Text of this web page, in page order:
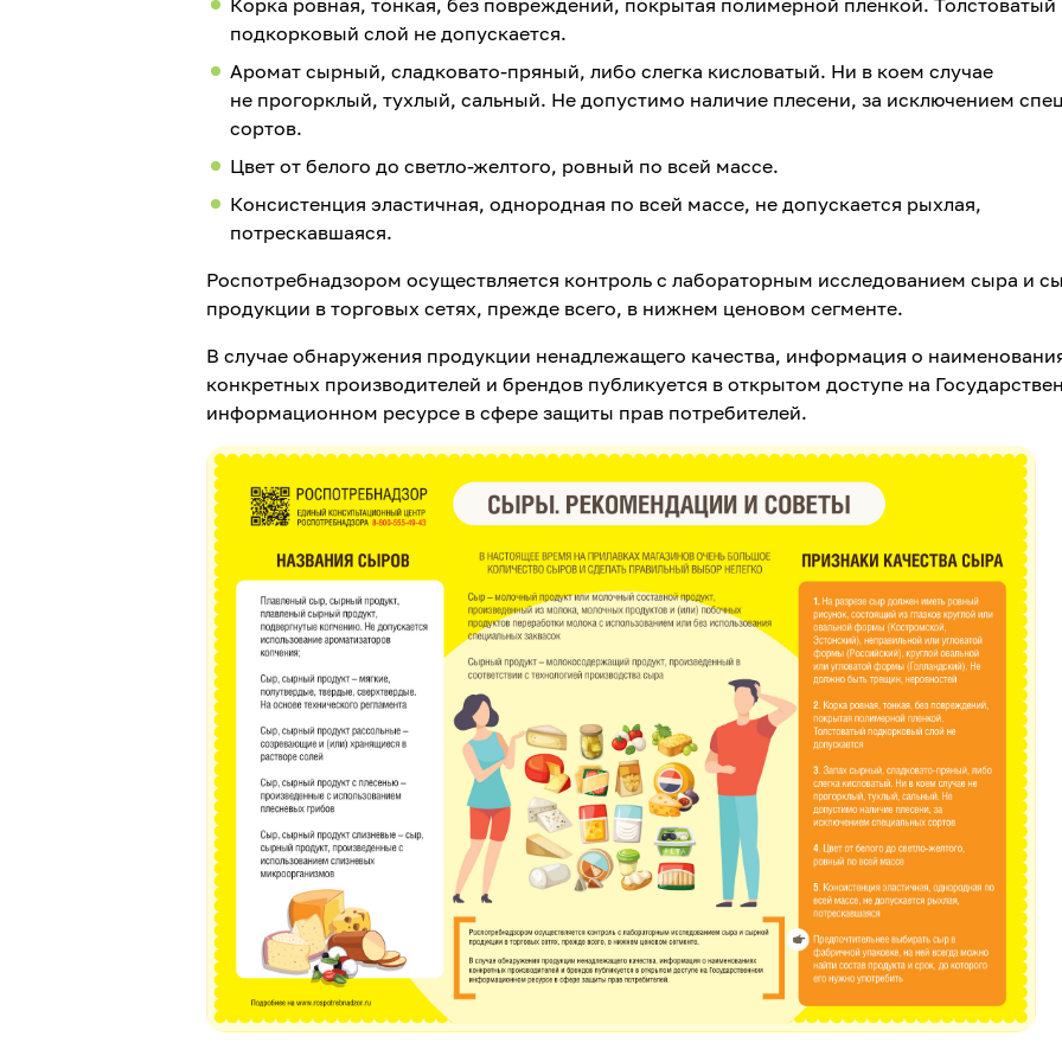
подкорковый слой не допускается.
Аромат сырный, сладковато-пряный, либо слегка кисловатый. Ни в коем случае
не прогорклый, тухлый, сальный. Не допустимо наличие плесени, за исключением
сортов.
Цвет от белого до светло-желтого, ровный по всей массе.
Консистенция эластичная, однородная по всей массе, не допускается рыхлая,
потрескавшаяся.
Роспотребнадзором осуществляется контроль с лабораторным исследованием сыра и
продукции в торговых сетях, прежде всего, в нижнем ценовом сегменте.
В случае обнаружения продукции ненадлежащего качества, информация о
конкретных производителей и брендов публикуется в открытом доступе на
информационном ресурсе в сфере защиты прав потребителей.